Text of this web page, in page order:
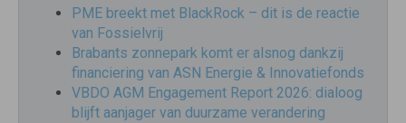
PME breekt met BlackRock – dit is de reactie
van Fossielvrij
Brabants zonnepark komt er alsnog dankzij
financiering van ASN Energie & Innovatiefonds
VBDO AGM Engagement Report 2026: dialoog
blijft aanjager van duurzame verandering